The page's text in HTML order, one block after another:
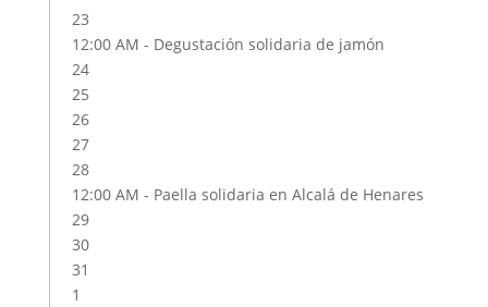
23
12:00 AM - Degustación solidaria de jamón
24
25
26
27
28
12:00 AM - Paella solidaria en Alcalá de Henares
29
30
31
1